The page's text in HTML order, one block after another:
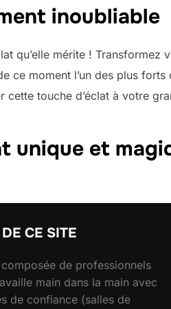
inoubliable
qu’elle mérite !
ce moment l’un des plus
touche d’éclat à votre
unique et
CE SITE
de professionnels
main dans la main avec
de confiance (salles de